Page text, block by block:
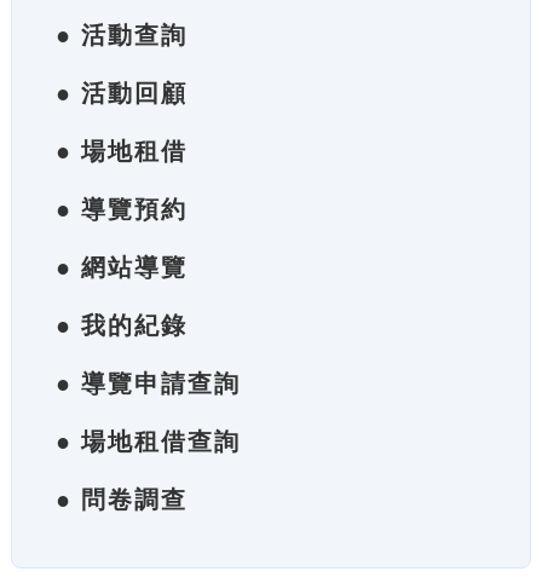
● 活動查詢
● 活動回顧
● 場地租借
● 導覽預約
● 網站導覽
● 我的紀錄
● 導覽申請查詢
● 場地租借查詢
● 問卷調查